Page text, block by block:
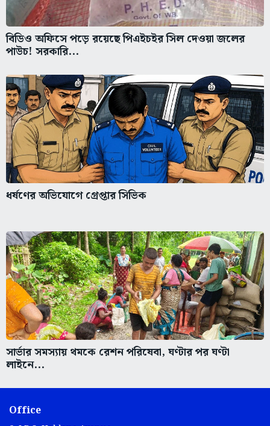
বিডিও অফিসে পড়ে রয়েছে পিএইচইর সিল দেওয়া জলের
পাউচ! সরকারি...
ধর্ষণের অভিযোগে গ্রেপ্তার সিভিক
সার্ভার সমস্যায় থমকে রেশন পরিষেবা, ঘণ্টার পর ঘণ্টা
লাইনে...
Office